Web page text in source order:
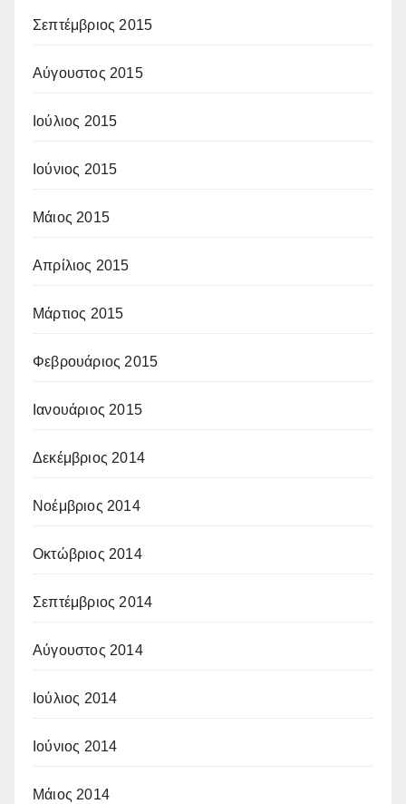
Σεπτέμβριος 2015
Αύγουστος 2015
Ιούλιος 2015
Ιούνιος 2015
Μάιος 2015
Απρίλιος 2015
Μάρτιος 2015
Φεβρουάριος 2015
Ιανουάριος 2015
Δεκέμβριος 2014
Νοέμβριος 2014
Οκτώβριος 2014
Σεπτέμβριος 2014
Αύγουστος 2014
Ιούλιος 2014
Ιούνιος 2014
Μάιος 2014